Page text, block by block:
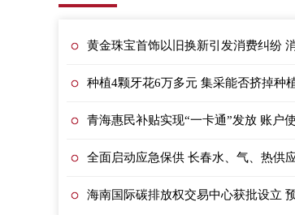
黄金珠宝首饰以旧换新引发消费纠纷
种植4颗牙花6万多元 集采能否挤掉种
青海惠民补贴实现“一卡通”发放 账户
全面启动应急保供 长春水、气、热供
海南国际碳排放权交易中心获批设立